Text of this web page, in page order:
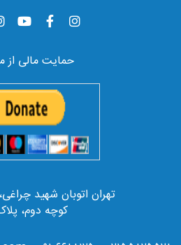
حمایت مالی از
تهران اتوبان شهید
کوچه دوم، پلاک